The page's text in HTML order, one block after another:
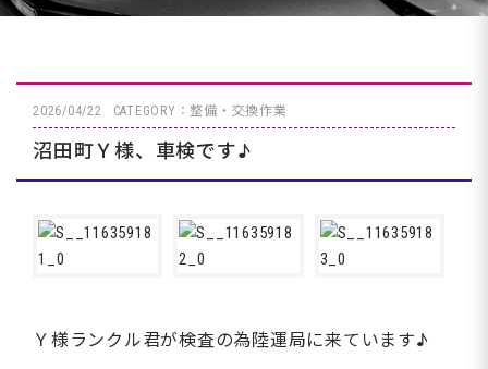
2026/04/22 CATEGORY：整備・交換作業
沼田町Ｙ様、車検です♪
Ｙ様ランクル君が検査の為陸運局に来ています♪